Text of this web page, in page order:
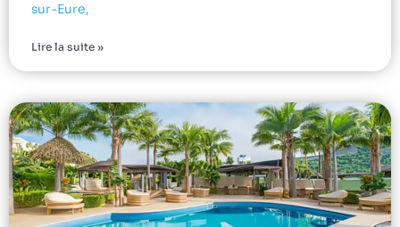
sur-Eure,
Lire la suite »